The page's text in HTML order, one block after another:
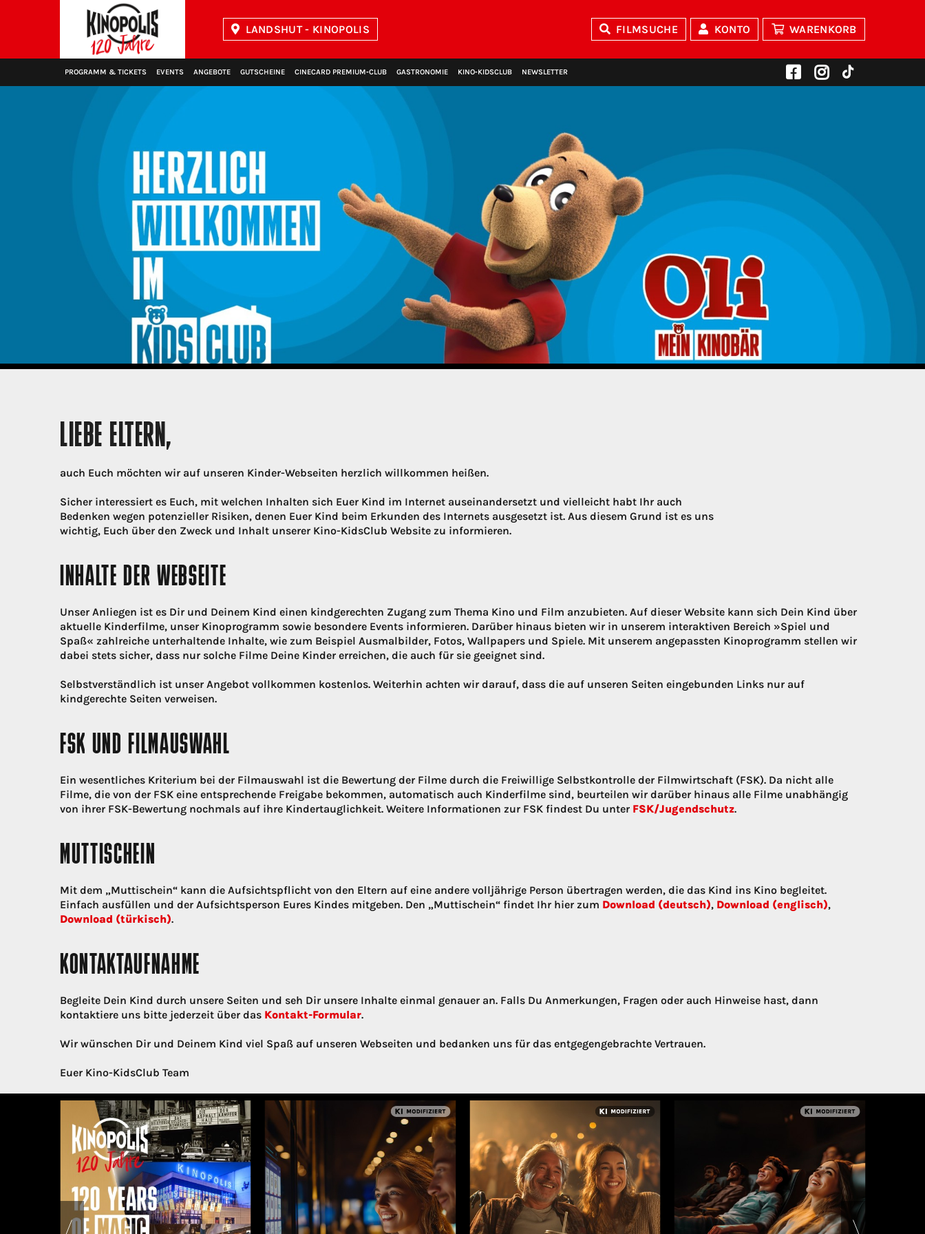
LANDSHUT - KINOPOLIS FILMSUCHE KONTO WARENKORB
PROGRAMM & TICKETS EVENTS ANGEBOTE GUTSCHEINE CINECARD PREMIUM‑CLUB GASTRONOMIE KINO‑KIDSCLUB NEWSLETTER
LIEBE ELTERN,
auch Euch möchten wir auf unseren Kinder-Webseiten herzlich willkommen heißen.
Sicher interessiert es Euch, mit welchen Inhalten sich Euer Kind im Internet auseinandersetzt und vielleicht habt Ihr auch
Bedenken wegen potenzieller Risiken, denen Euer Kind beim Erkunden des Internets ausgesetzt ist. Aus diesem Grund ist es uns
wichtig, Euch über den Zweck und Inhalt unserer Kino-KidsClub Website zu informieren.
INHALTE DER WEBSEITE
Unser Anliegen ist es Dir und Deinem Kind einen kindgerechten Zugang zum Thema Kino und Film anzubieten. Auf dieser Website kann sich Dein Kind über
aktuelle Kinderfilme, unser Kinoprogramm sowie besondere Events informieren. Darüber hinaus bieten wir in unserem interaktiven Bereich »Spiel und
Spaß« zahlreiche unterhaltende Inhalte, wie zum Beispiel Ausmalbilder, Fotos, Wallpapers und Spiele. Mit unserem angepassten Kinoprogramm stellen wir
dabei stets sicher, dass nur solche Filme Deine Kinder erreichen, die auch für sie geeignet sind.
Selbstverständlich ist unser Angebot vollkommen kostenlos. Weiterhin achten wir darauf, dass die auf unseren Seiten eingebunden Links nur auf
kindgerechte Seiten verweisen.
FSK UND FILMAUSWAHL
Ein wesentliches Kriterium bei der Filmauswahl ist die Bewertung der Filme durch die Freiwillige Selbstkontrolle der Filmwirtschaft (FSK). Da nicht alle
Filme, die von der FSK eine entsprechende Freigabe bekommen, automatisch auch Kinderfilme sind, beurteilen wir darüber hinaus alle Filme unabhängig
von ihrer FSK-Bewertung nochmals auf ihre Kindertauglichkeit. Weitere Informationen zur FSK findest Du unter FSK/Jugendschutz.
MUTTISCHEIN
Mit dem „Muttischein“ kann die Aufsichtspflicht von den Eltern auf eine andere volljährige Person übertragen werden, die das Kind ins Kino begleitet.
Einfach ausfüllen und der Aufsichtsperson Eures Kindes mitgeben. Den „Muttischein“ findet Ihr hier zum Download (deutsch), Download (englisch),
Download (türkisch).
KONTAKTAUFNAHME
Begleite Dein Kind durch unsere Seiten und seh Dir unsere Inhalte einmal genauer an. Falls Du Anmerkungen, Fragen oder auch Hinweise hast, dann
kontaktiere uns bitte jederzeit über das Kontakt-Formular.
Wir wünschen Dir und Deinem Kind viel Spaß auf unseren Webseiten und bedanken uns für das entgegengebrachte Vertrauen.
Euer Kino-KidsClub Team